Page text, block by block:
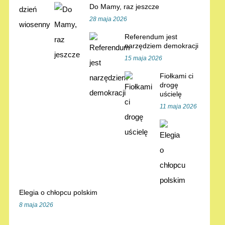
Do Mamy, raz jeszcze
28 maja 2026
Referendum jest
narzędziem demokracji
15 maja 2026
Fiołkami ci
drogę
uścielę
11 maja 2026
Elegia o chłopcu polskim
8 maja 2026